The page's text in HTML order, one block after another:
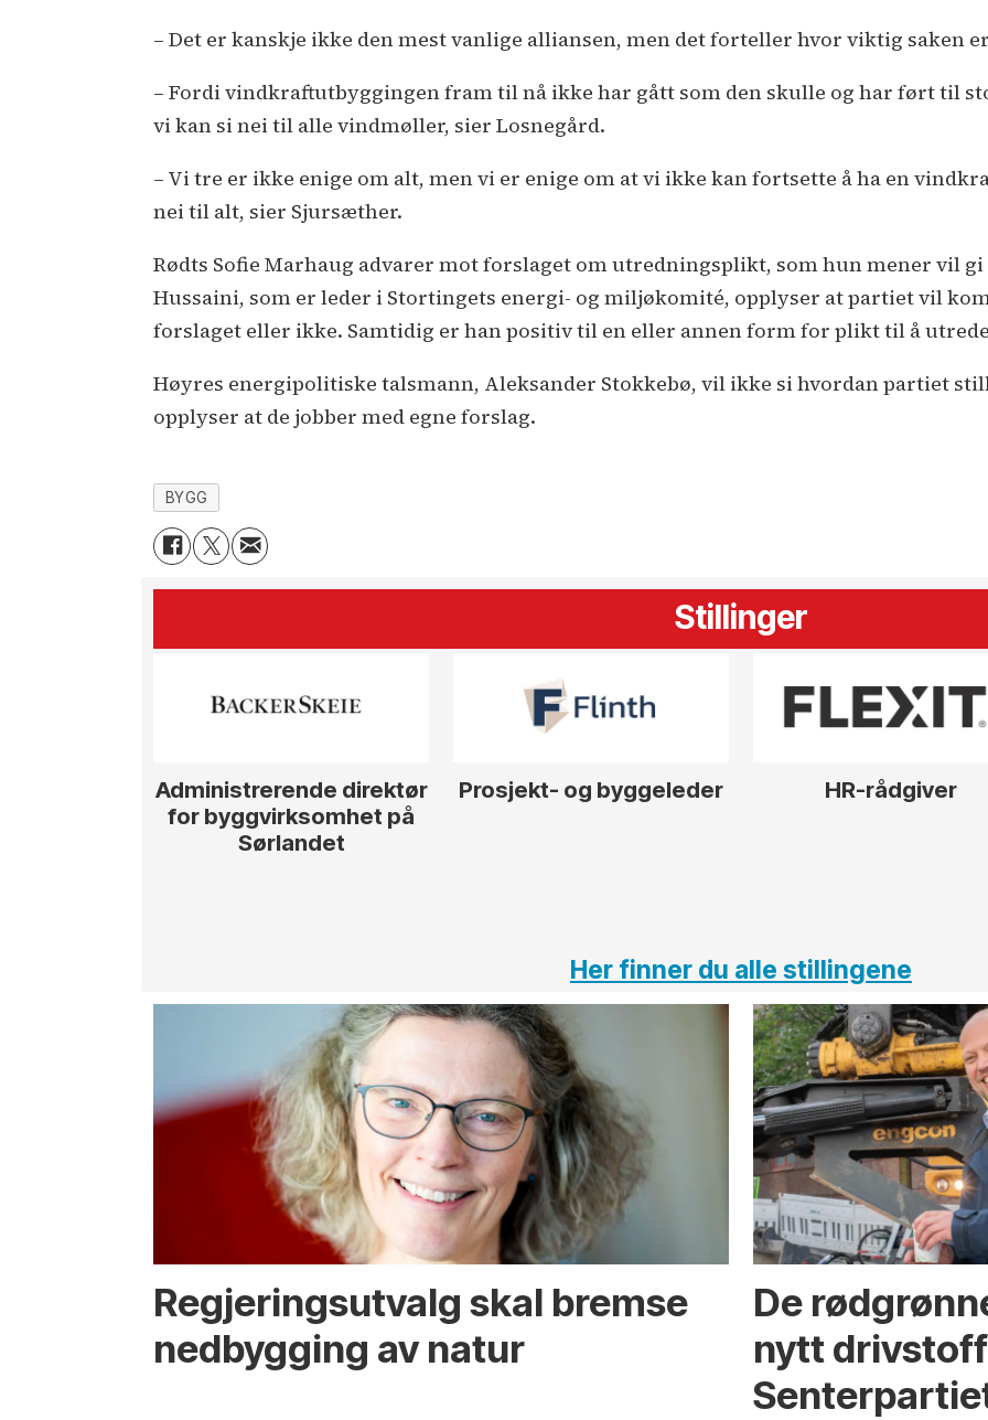
– Det er kanskje ikke den mest vanlige alliansen, men det forteller hvor viktig saken
– Fordi vindkraftutbyggingen fram til nå ikke har gått som den skulle og har ført til
vi kan si nei til alle vindmøller, sier Losnegård.
– Vi tre er ikke enige om alt, men vi er enige om at vi ikke kan fortsette å ha en
nei til alt, sier Sjursæther.
Rødts Sofie Marhaug advarer mot forslaget om utredningsplikt, som hun mener vil
Hussaini, som er leder i Stortingets energi- og miljøkomité, opplyser at partiet vil
forslaget eller ikke. Samtidig er han positiv til en eller annen form for plikt til å
Høyres energipolitiske talsmann, Aleksander Stokkebø, vil ikke si hvordan partiet
opplyser at de jobber med egne forslag.
BYGG
Stillinger
Administrerende direktør
for byggvirksomhet på
Sørlandet
Prosjekt- og byggeleder HR-rådgiver
Her finner du alle stillingene
Regjerings­utvalg skal bremse
ned­bygging av natur
De
nytt